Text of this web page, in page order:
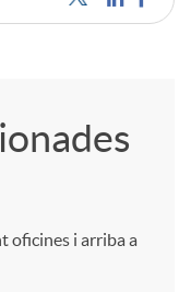
oficines i arriba a